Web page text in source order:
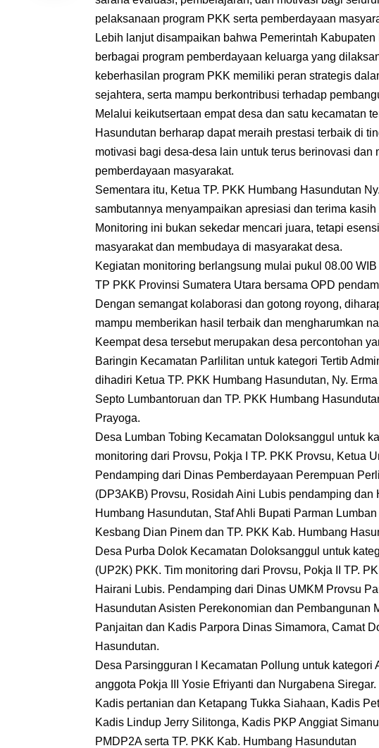
pelaksanaan program PKK serta pemberdayaan
Lebih lanjut disampaikan bahwa Pemerintah
berbagai program pemberdayaan keluarga yang
keberhasilan program PKK memiliki peran strategis
sejahtera, serta mampu berkontribusi terhadap
Melalui keikutsertaan empat desa dan satu kecamatan
Hasundutan berharap dapat meraih prestasi terbaik di
motivasi bagi desa-desa lain untuk terus berinovasi
pemberdayaan masyarakat.
Sementara itu, Ketua TP. PKK Humbang Hasundutan
sambutannya menyampaikan apresiasi dan terima
Monitoring ini bukan sekedar mencari juara, tetapi
masyarakat dan membudaya di masyarakat desa.
Kegiatan monitoring berlangsung mulai pukul 08.00
TP PKK Provinsi Sumatera Utara bersama OPD
Dengan semangat kolaborasi dan gotong royong,
mampu memberikan hasil terbaik dan mengharumkan
Keempat desa tersebut merupakan desa percontohan
Baringin Kecamatan Parlilitan untuk kategori Tertib
dihadiri Ketua TP. PKK Humbang Hasundutan, Ny.
Septo Lumbantoruan dan TP. PKK Humbang
Prayoga.
Desa Lumban Tobing Kecamatan Doloksanggul untuk
monitoring dari Provsu, Pokja I TP. PKK Provsu, Ketua
Pendamping dari Dinas Pemberdayaan Perempuan
(DP3AKB) Provsu, Rosidah Aini Lubis pendamping
Humbang Hasundutan, Staf Ahli Bupati Parman
Kesbang Dian Pinem dan TP. PKK Kab. Humbang
Desa Purba Dolok Kecamatan Doloksanggul untuk
(UP2K) PKK. Tim monitoring dari Provsu, Pokja II TP.
Hairani Lubis. Pendamping dari Dinas UMKM Provsu
Hasundutan Asisten Perekonomian dan Pembangunan
Panjaitan dan Kadis Parpora Dinas Simamora, Camat
Hasundutan.
Desa Parsingguran I Kecamatan Pollung untuk
anggota Pokja III Yosie Efriyanti dan Nurgabena
Kadis pertanian dan Ketapang Tukka Siahaan, Kadis
Kadis Lindup Jerry Silitonga, Kadis PKP Anggiat
PMDP2A serta TP. PKK Kab. Humbang Hasundutan